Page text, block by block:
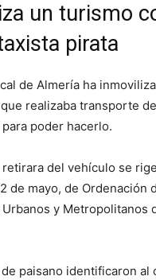
un turismo
pirata
de Almería ha
realizaba transporte
poder hacerlo.
retirara del vehículo se
de mayo, de Ordenación
y Metropolitanos
paisano identificaron al